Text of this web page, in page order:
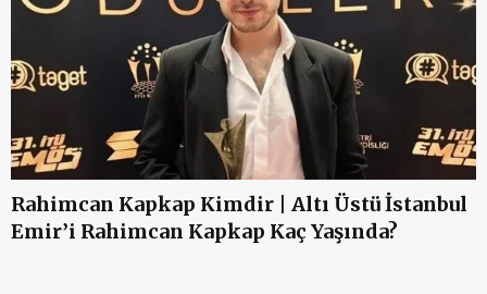
Rahimcan Kapkap Kimdir | Altı Üstü İstanbul
Emir’i Rahimcan Kapkap Kaç Yaşında?